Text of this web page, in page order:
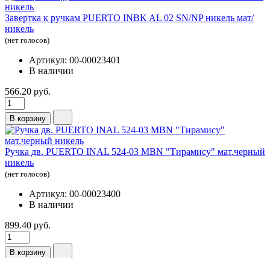
Завертка к ручкам PUERTO INBK AL 02 SN/NP никель мат/
никель
(нет голосов)
Артикул: 00-00023401
В наличии
566.20 руб.
В корзину
Ручка дв. PUERTO INAL 524-03 MBN "Тирамису" мат.черный
никель
(нет голосов)
Артикул: 00-00023400
В наличии
899.40 руб.
В корзину